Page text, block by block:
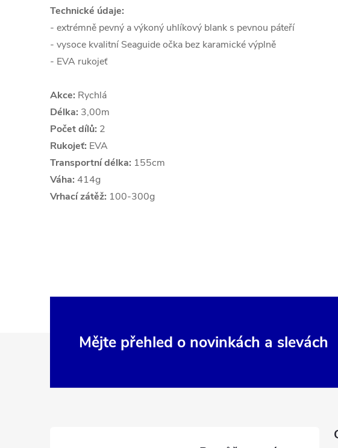
Technické údaje:
- extrémně pevný a výkoný uhlíkový blank s pevnou páteří
- vysoce kvalitní Seaguide očka bez karamické výplně
- EVA rukojeť
Akce: Rychlá
Délka: 3,00m
Počet dílů: 2
Rukojeť: EVA
Transportní délka: 155cm
Váha: 414g
Vrhací zátěž: 100-300g
Mějte přehled o novinkách a slevách